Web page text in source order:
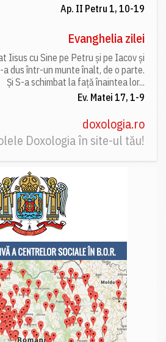
Ap. II Petru 1, 10-19
Evanghelia zilei
Iisus cu Sine pe Petru și pe Iacov și
dus într-un munte înalt, de o parte.
Și S-a schimbat la față înaintea lor...
Ev. Matei 17, 1-9
doxologia.ro
Doxologia în site-ul tău!